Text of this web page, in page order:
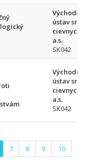
ústav
cievnych
a.s.
SK042
ústav
cievnych
a.s.
SK042
7 8 9
10